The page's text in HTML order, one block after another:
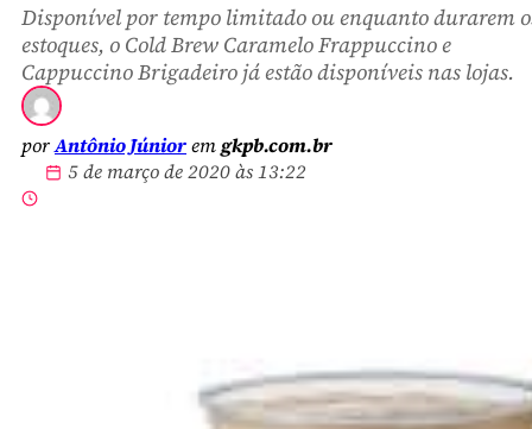
Disponível por tempo limitado ou enquanto durarem
estoques, o Cold Brew Caramelo Frappuccino e
Cappuccino Brigadeiro já estão disponíveis nas lojas.
porAntônio Júnioremgkpb.com.br
5 de março de 2020 às 13:22